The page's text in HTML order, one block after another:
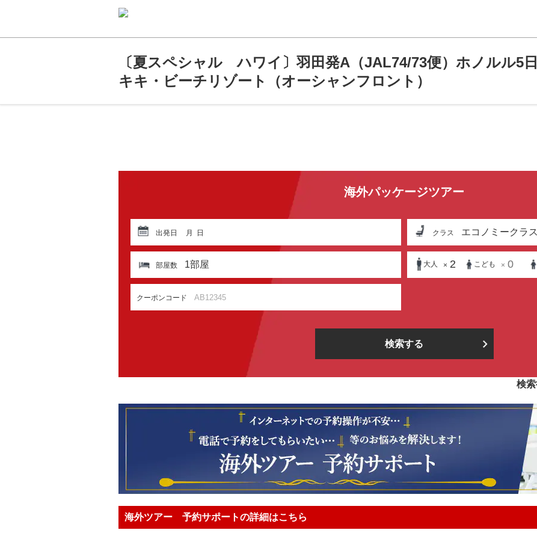
〔夏スペシャル ハワイ〕羽田発A（JAL74/73便）ホノルル5
キキ・ビーチリゾート（オーシャンフロント）
海外パッケージツアー
出発日 月 日 クラス エコノミークラス
部屋数 1部屋 大人 × 2 こども × 0
クーポンコード
検索する
検
海外ツアー 予約サポートの詳細はこちら